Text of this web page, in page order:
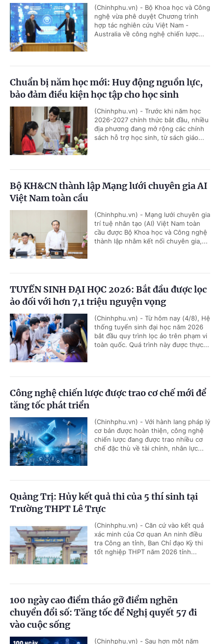
(Chinhphu.vn) - Bộ Khoa học và Công
nghệ vừa phê duyệt Chương trình
hợp tác nghiên cứu Việt Nam -
Australia về công nghệ chiến lược...
Chuẩn bị năm học mới: Huy động nguồn lực,
bảo đảm điều kiện học tập cho học sinh
(Chinhphu.vn) - Trước khi năm học
2026-2027 chính thức bắt đầu, nhiều
địa phương đang mở rộng các chính
sách hỗ trợ học sinh, từ sách giáo...
Bộ KH&CN thành lập Mạng lưới chuyên gia AI
Việt Nam toàn cầu
(Chinhphu.vn) - Mạng lưới chuyên gia
trí tuệ nhân tạo (AI) Việt Nam toàn
cầu được Bộ Khoa học và Công nghệ
thành lập nhằm kết nối chuyên gia,...
TUYỂN SINH ĐẠI HỌC 2026: Bắt đầu được lọc
ảo đối với hơn 7,1 triệu nguyện vọng
(Chinhphu.vn) - Từ hôm nay (4/8), Hệ
thống tuyển sinh đại học năm 2026
bắt đầu quy trình lọc ảo trên phạm vi
toàn quốc. Quá trình này được thực...
Công nghệ chiến lược được trao cơ chế mới để
tăng tốc phát triển
(Chinhphu.vn) - Với hành lang pháp lý
cơ bản được hoàn thiện, công nghệ
chiến lược đang được trao nhiều cơ
chế đặc thù về tài chính, nhân lực...
Quảng Trị: Hủy kết quả thi của 5 thí sinh tại
Trường THPT Lê Trực
(Chinhphu.vn) - Căn cứ vào kết quả
xác minh của Cơ quan An ninh điều
tra Công an tỉnh, Ban Chỉ đạo Kỳ thi
tốt nghiệp THPT năm 2026 tỉnh...
100 ngày cao điểm tháo gỡ điểm nghẽn
chuyển đổi số: Tăng tốc để Nghị quyết 57 đi
vào cuộc sống
(Chinhphu.vn) - Sau hơn một năm